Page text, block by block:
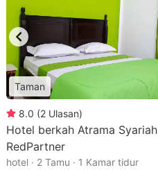
Taman
8.0 (2 Ulasan)
Hotel berkah Atrama Syariah
RedPartner
hotel · 2 Tamu · 1 Kamar tidur